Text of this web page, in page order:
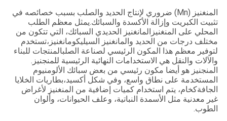
المنغنيز (Mn) ضروري لإنتاج الحديد والصلب بسبب خصائصه في
تثبيت الكبريت وإزالة الأكسدة والسبائك.يمثل معظم الطلب
المحلي على المنغنيزالمانغنيز الحديدي السبائك، التي تتكون من
مختلف درجات من الحديد والمانغنيز السيليكومانغنيز،تستخدم
لتوفير معظم هذا المكون الرئيسي لصناعة الصلبالمنتجات للبناء
والآلات والنقل هي الاستخدامات النهائية الرئيسية للمنجنيز.
المنجنيز هو أيضا مكون رئيسي من بعض سبائك الألومنيوم
المستخدمة على نطاق واسع، وفي شكل أكسيد،بطاريات الخلايا
الجافةكخام، يتم استخدام كميات إضافية من المنغنيز لأغراض
غير معدنية مثل الأسمدة النباتية، وعلف الحيوانات، وألوان
الطوب.